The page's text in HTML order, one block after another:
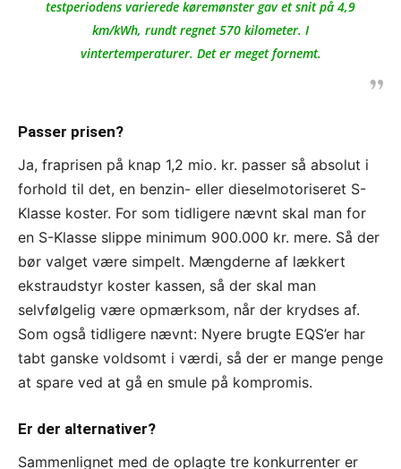
testperiodens varierede køremønster gav et snit på 4,9
km/kWh, rundt regnet 570 kilometer. I
vintertemperaturer. Det er meget fornemt.
Passer prisen?
Ja, fraprisen på knap 1,2 mio. kr. passer så absolut i
forhold til det, en benzin- eller dieselmotoriseret S-
Klasse koster. For som tidligere nævnt skal man for
en S-Klasse slippe minimum 900.000 kr. mere. Så der
bør valget være simpelt. Mængderne af lækkert
ekstraudstyr koster kassen, så der skal man
selvfølgelig være opmærksom, når der krydses af.
Som også tidligere nævnt: Nyere brugte EQS’er har
tabt ganske voldsomt i værdi, så der er mange penge
at spare ved at gå en smule på kompromis.
Er der alternativer?
Sammenlignet med de oplagte tre konkurrenter er